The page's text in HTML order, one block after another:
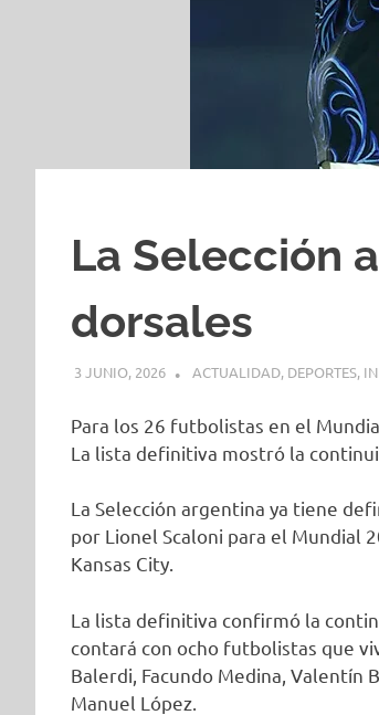
La Selección
dorsales
3 JUNIO, 2026 H P
ACTUALIDAD, DEPORTES,
Para los 26 futbolistas en el
La lista definitiva mostró la
La Selección argentina ya tiene
por Lionel Scaloni para el Mundial
Kansas City.
La lista definitiva confirmó la
contará con ocho futbolistas que
Balerdi, Facundo Medina, Valentín
Manuel López.